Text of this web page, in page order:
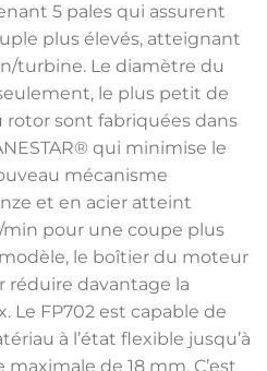
5 pales qui assurent
plus élevés, atteignant
turbine. Le diamètre du
le plus petit de
rotor sont fabriquées dans
qui minimise le
mécanisme
et en acier atteint
pour une coupe plus
le boîtier du moteur
réduire davantage la
Le FP702 est capable de
à l’état flexible jusqu’à
de 18 mm. C’est